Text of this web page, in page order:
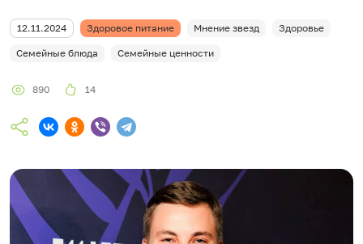
12.11.2024 Здоровое питание Мнение звезд Здоровье
Семейные блюда Семейные ценности
890 14